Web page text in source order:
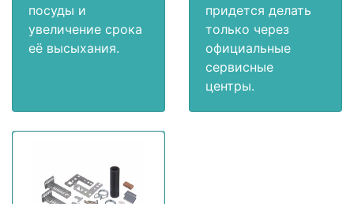
посуды и
увеличение срока
её высыхания.
придется делать
только через
официальные
сервисные
центры.